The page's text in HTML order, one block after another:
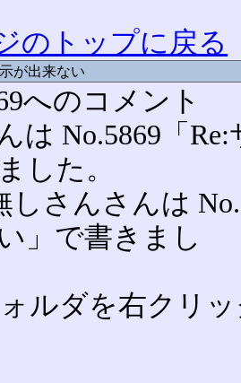
のトップに戻る
が出来ない
へのコメント
は No.5869「
した。
しさんさんは
」で書きまし
ルダを右クリ